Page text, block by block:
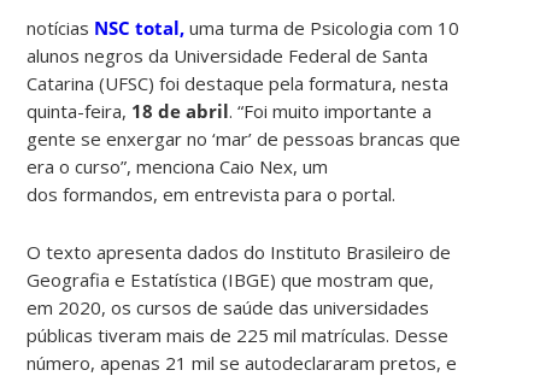
notícias NSC total, uma turma de Psicologia com 10
alunos negros da Universidade Federal de Santa
Catarina (UFSC) foi destaque pela formatura, nesta
quinta-feira, 18 de abril.“Foi muito importante a
gente se enxergar no ‘mar’ de pessoas brancas que
era o curso”, menciona Caio Nex, um
dos formandos, em entrevista para o portal.
O texto apresenta dados do Instituto Brasileiro de
Geografia e Estatística (IBGE) que mostram que,
em 2020, os cursos de saúde das universidades
públicas tiveram mais de 225 mil matrículas. Desse
número, apenas 21 mil se autodeclararam pretos, e